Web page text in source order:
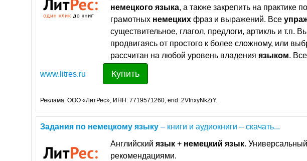
немецкого языка, а также закрепить на практике
грамотных немецких фраз и выражений. Все
существительное, глагол, предлоги, артикль и т.п.
продвигаясь от простого к более сложному, или
рассчитан на любой уровень владения языком.
www.litres.ru Купить
Реклама. ООО «ЛитРес», ИНН: 7719571260, erid: 2VfnxyNkZrY.
Задания по немецкому языку – книги и аудиокниги – скачать...
Английский язык + немецкий язык.
рекомендациями.